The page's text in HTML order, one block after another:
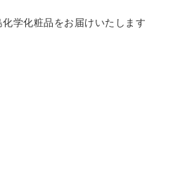
学化粧品をお届けいたします